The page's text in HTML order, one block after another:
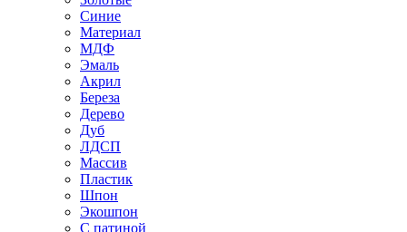
Синие
Материал
МДФ
Эмаль
Акрил
Береза
Дерево
Дуб
ЛДСП
Массив
Пластик
Шпон
Экошпон
С патиной